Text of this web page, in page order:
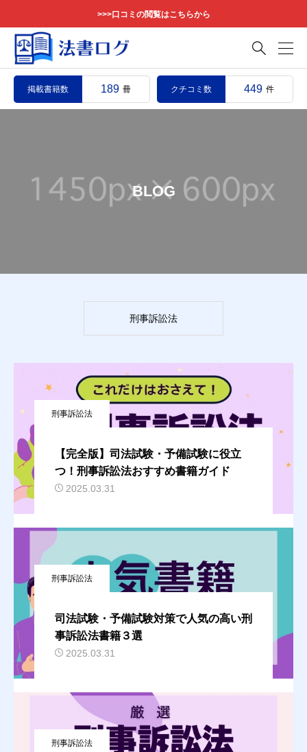
>>>口コミの閲覧はこちらから

掲載書籍数 189 冊 クチコミ数 449 件
BLOG
刑事訴訟法
刑事訴訟法
【完全版】司法試験・予備試験に役立
つ！刑事訴訟法おすすめ書籍ガイド
2025.03.31
刑事訴訟法
司法試験・予備試験対策で人気の高い刑
事訴訟法書籍３選
2025.03.31
刑事訴訟法